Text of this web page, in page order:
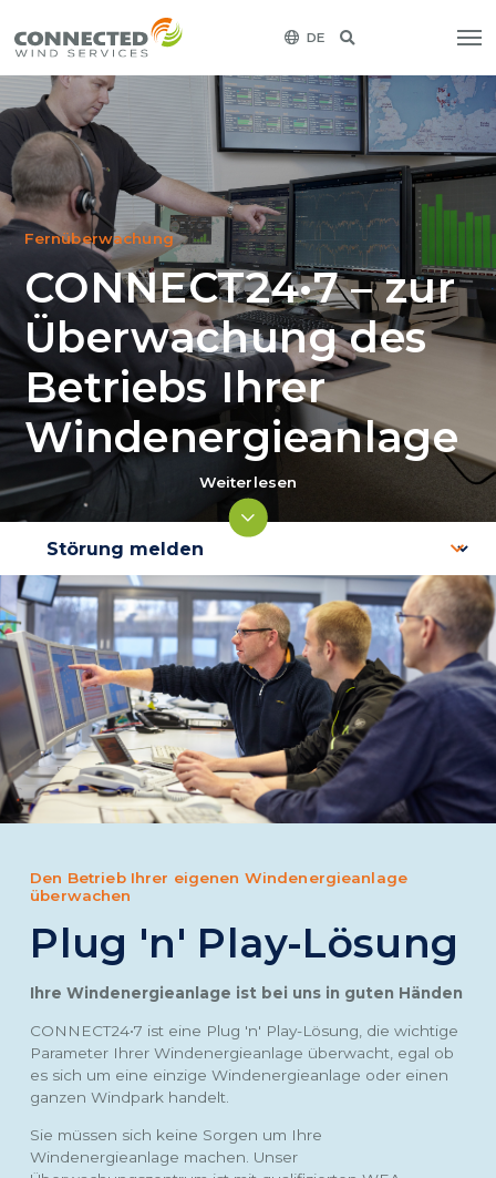
DE
Fernüberwachung
CONNECT24•7 – zur
Überwachung des
Betriebs Ihrer
Windenergieanlage
Weiterlesen
Den Betrieb Ihrer eigenen Windenergieanlage
überwachen
Plug 'n' Play-Lösung
Ihre Windenergieanlage ist bei uns in guten Händen
CONNECT24•7 ist eine Plug 'n' Play-Lösung, die wichtige
Parameter Ihrer Windenergieanlage überwacht, egal ob
es sich um eine einzige Windenergieanlage oder einen
ganzen Windpark handelt.
Sie müssen sich keine Sorgen um Ihre
Windenergieanlage machen. Unser